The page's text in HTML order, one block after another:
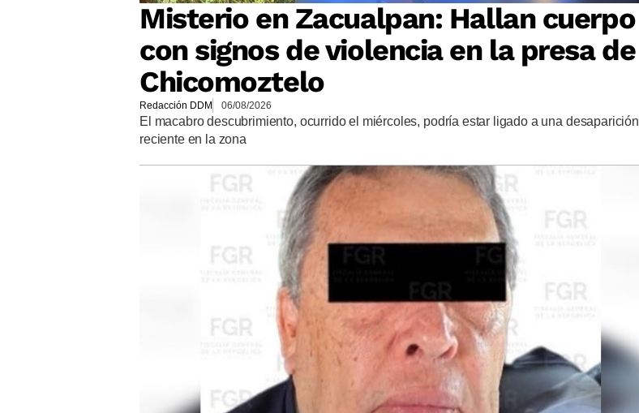
Misterio en Zacualpan: Hallan cuerpo
con signos de violencia en la presa de
Chicomoztelo
Redacción DDM 06/08/2026
El macabro descubrimiento, ocurrido el miércoles, podría estar ligado a una desaparición
reciente en la zona